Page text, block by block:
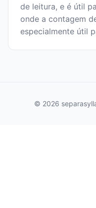
de leitura, e é útil
onde a contagem
especialmente útil
© 2026